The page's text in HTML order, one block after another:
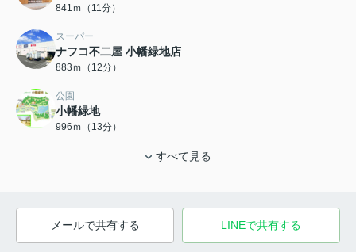
841ｍ（11分）
スーパー
ナフコ不二屋 小幡緑地店
883ｍ（12分）
公園
小幡緑地
996ｍ（13分）
すべて見る
メールで共有する LINEで共有する